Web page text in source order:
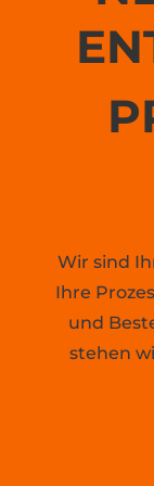
Wir sind
Ihre
und
stehen